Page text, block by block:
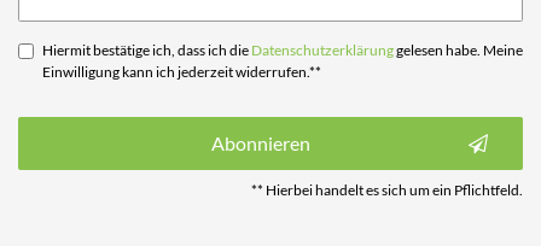
Hiermit bestätige ich, dass ich die Daten­schutz­erklärunggelesen habe. Meine
Einwilligung kann ich jederzeit widerrufen.**
Abonnieren
** Hierbei handelt es sich um ein Pflichtfeld.